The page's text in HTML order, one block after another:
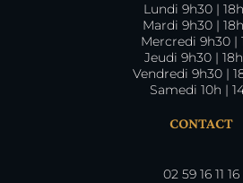
Lundi 9h30 |
Mardi 9h30 |
Mercredi 9h30 |
Jeudi 9h30 |
Vendredi 9h30 |
Samedi 10h |
CONTACT
02 59 16 11 16